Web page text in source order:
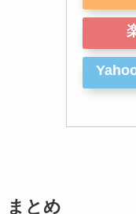
まとめ